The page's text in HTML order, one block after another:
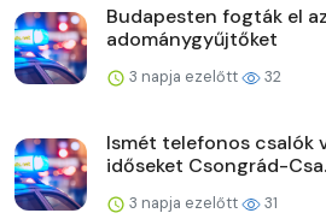
Budapesten fogták el
adománygyűjtőket
3 napja ezelőtt 32
Ismét telefonos csalók
időseket Csongrád-
3 napja ezelőtt 31